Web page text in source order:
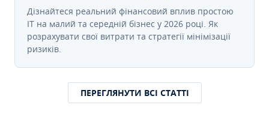
Дізнайтеся реальний фінансовий вплив простою
IT на малий та середній бізнес у 2026 році. Як
розрахувати свої витрати та стратегії мінімізації
ризиків.
ПЕРЕГЛЯНУТИ ВСІ СТАТТІ